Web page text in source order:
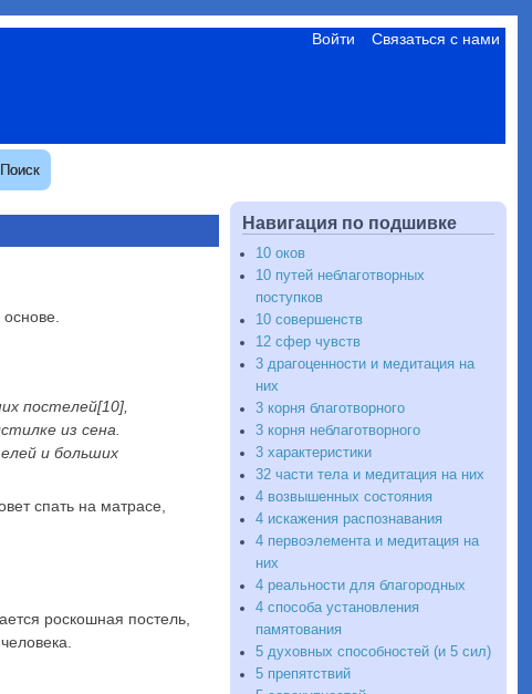
Войти Связаться с нами
Поиск
постелей[10],
из сена.
и больших
спать на матрасе,
роскошная постель,
Навигация по подшивке
10 оков
10 путей неблаготворных
поступков
10 совершенств
12 сфер чувств
3 драгоценности и медитация на
них
3 корня благотворного
3 корня неблаготворного
3 характеристики
32 части тела и медитация на них
4 возвышенных состояния
4 искажения распознавания
4 первоэлемента и медитация на
них
4 реальности для благородных
4 способа установления
памятования
5 духовных способностей (и 5 сил)
5 препятствий